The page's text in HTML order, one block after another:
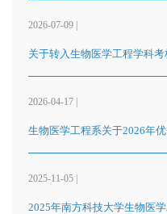
2026-07-09 |
关于转入生物医学工程学科
2026-04-17 |
生物医学工程系关于2026年
2025-11-05 |
2025年南方科技大学生物医